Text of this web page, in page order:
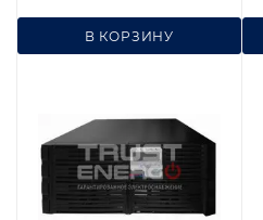
В КОРЗИНУ